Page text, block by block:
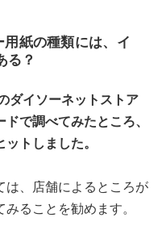
用紙の種類には、イ
る？
ダイソーネットストア
ドで調べてみたところ、
トしました。
は、店舗によるところが
ることを勧めます。